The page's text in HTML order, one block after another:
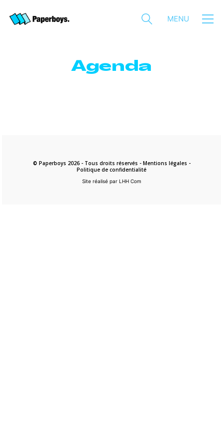
MENU
Agenda
© Paperboys 2026 - Tous droits réservés - Mentions légales -
Politique de confidentialité
Site réalisé par LHH Com